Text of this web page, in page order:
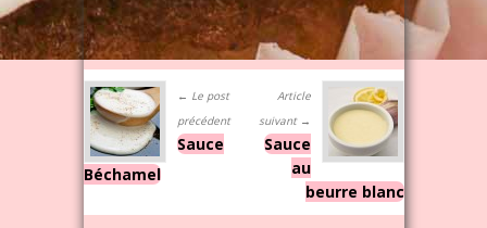
← Le post
précédent
Sauce
Béchamel
Article
suivant →
Sauce
au
beurre blanc